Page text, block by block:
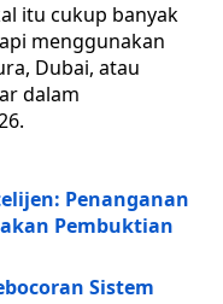
itu cukup banyak
menggunakan
Dubai, atau
dalam
Penanganan
Pembuktian
Sistem